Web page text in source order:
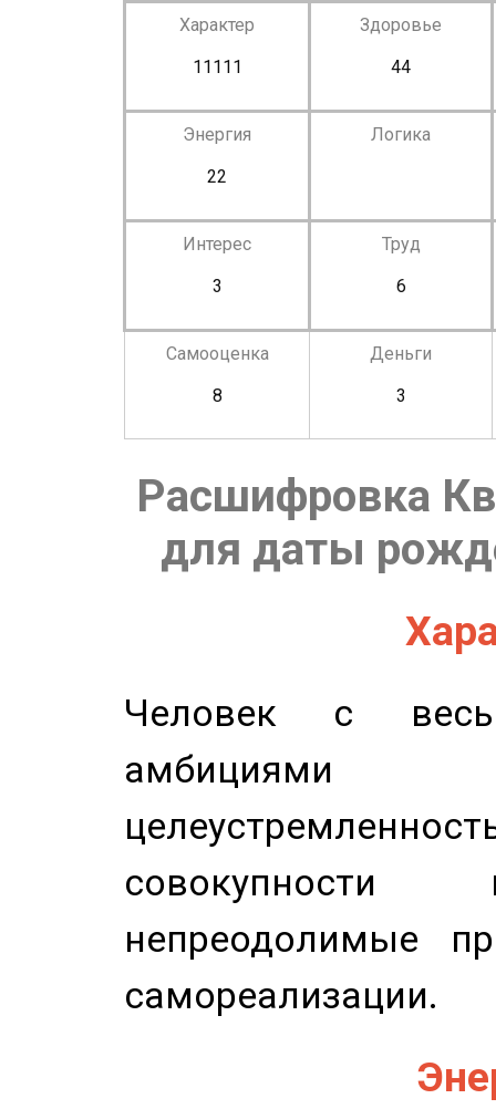
Характер
11111
Здоровье
44
Энергия
22
Логика
Интерес
3
Труд
6
Самооценка
8
Деньги
3
Расшифровка
для даты
Человек с
непреодолимые
самореализации.